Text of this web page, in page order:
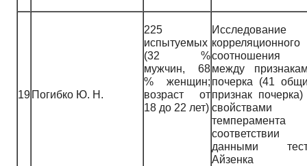
19 Погибко Ю. Н.
225
испытуемых
(32 %
мужчин, 68
% женщин;
возраст от
18 до 22 лет)
Исследование
корреляционного
соотношения
между
почерка (41
признак
свойствами
темперамента
соответствии
данными
Айзенка